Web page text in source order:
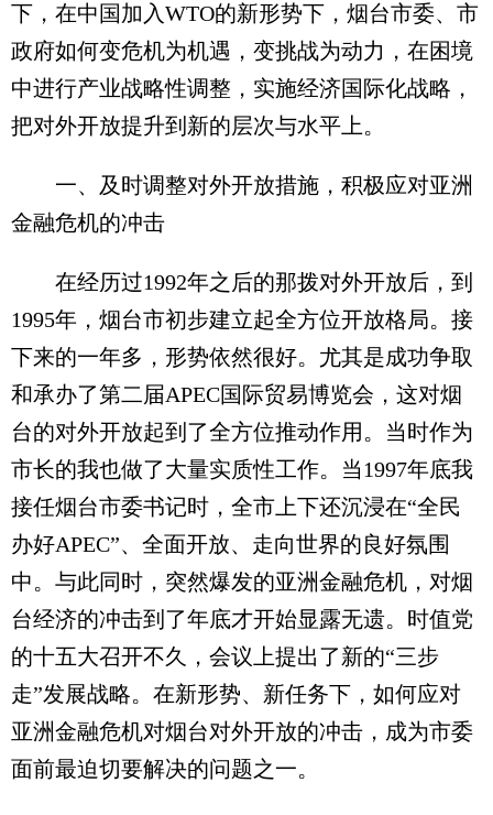
下，在中国加入WTO的新形势下，烟台市委、市
政府如何变危机为机遇，变挑战为动力，在困境
中进行产业战略性调整，实施经济国际化战略，
把对外开放提升到新的层次与水平上。
一、及时调整对外开放措施，积极应对亚洲
金融危机的冲击
在经历过1992年之后的那拨对外开放后，到
1995年，烟台市初步建立起全方位开放格局。接
下来的一年多，形势依然很好。尤其是成功争取
和承办了第二届APEC国际贸易博览会，这对烟
台的对外开放起到了全方位推动作用。当时作为
市长的我也做了大量实质性工作。当1997年底我
接任烟台市委书记时，全市上下还沉浸在“全民
办好APEC”、全面开放、走向世界的良好氛围
中。与此同时，突然爆发的亚洲金融危机，对烟
台经济的冲击到了年底才开始显露无遗。时值党
的十五大召开不久，会议上提出了新的“三步
走”发展战略。在新形势、新任务下，如何应对
亚洲金融危机对烟台对外开放的冲击，成为市委
面前最迫切要解决的问题之一。